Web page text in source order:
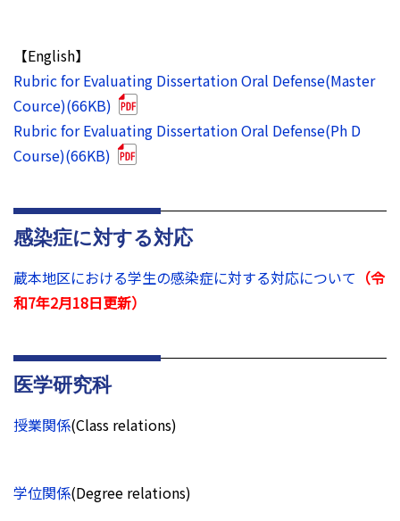
【English】
Rubric for Evaluating Dissertation Oral Defense(Master
Cource)(66KB)
Rubric for Evaluating Dissertation Oral Defense(Ph D
Course)(66KB)
感染症に対する対応
蔵本地区における学生の感染症に対する対応について （令
和7年2月18日更新）
医学研究科
授業関係(Class relations)
学位関係(Degree relations)